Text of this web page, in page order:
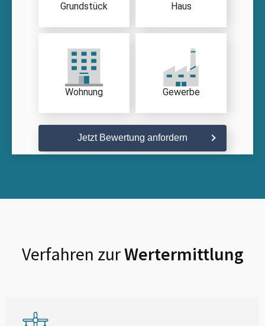
Grundstück Haus
Wohnung Gewerbe
Jetzt Bewertung anfordern
Verfahren zurWertermittlung